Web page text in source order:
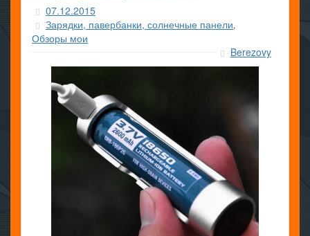
07.12.2015
Зарядки, павербанки, солнечные панели,
Обзоры мои
Berezovy